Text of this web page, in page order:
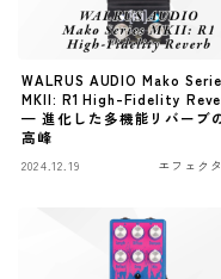
レコーディング・
アクセサリ
ニュース
新製品
レビュー
WALRUS AUDIO Mako
MKII: R1 High-Fidelity
— 進化した多機能リバーブ
高峰
2024.12.19 エフェク